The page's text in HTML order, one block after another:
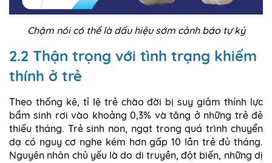
Chậm nói có thể là dấu hiệu sớm cảnh báo tự kỷ
2.2 Thận trọng với tình trạng khiếm
thính ở trẻ
Theo thống kê, tỉ lệ trẻ chào đời bị suy giảm thính lực
bẩm sinh rơi vào khoảng 0,3% và tăng ở những trẻ đẻ
thiếu tháng. Trẻ sinh non, ngạt trong quá trình chuyển
dạ có nguy cơ nghe kém hơn gấp 10 lần trẻ đủ tháng.
Nguyên nhân chủ yếu là do di truyền, đột biến, những dị